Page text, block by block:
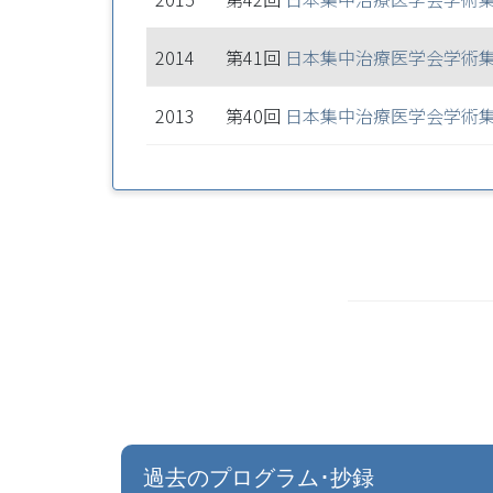
2014 第41回 日本集中治療医学会学術
2013 第40回 日本集中治療医学会学術
過去のプログラム･抄録